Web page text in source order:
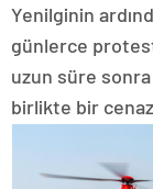
Yenilginin
günlerce
uzun süre
birlikte bir